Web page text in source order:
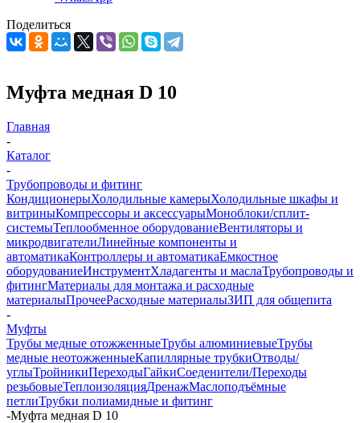
Поделиться
Муфта медная D 10
Главная
-
Каталог
-
Трубопроводы и фитинг
КондиционерыХолодильные камерыХолодильные шкафы и
витриныКомпрессоры и аксессуарыМоноблоки/сплит-
системыТеплообменное оборудованиеВентиляторы и
микродвигателиЛинейные компоненты и
автоматикаКонтроллеры и автоматикаЕмкостное
оборудованиеИнструментХладагенты и маслаТрубопроводы и
фитингМатериалы для монтажа и расходные
материалыПрочееРасходные материалыЗИП для общепита
-
Муфты
Трубы медные отожженныеТрубы алюминиевыеТрубы
медные неотожженныеКапиллярные трубкиОтводы/
углыТройникиПереходыГайкиСоеденители/Переходы
резьбовыеТеплоизоляцияДренажМаслоподъёмные
петлиТрубки полиамидные и фитинг
-Муфта медная D 10